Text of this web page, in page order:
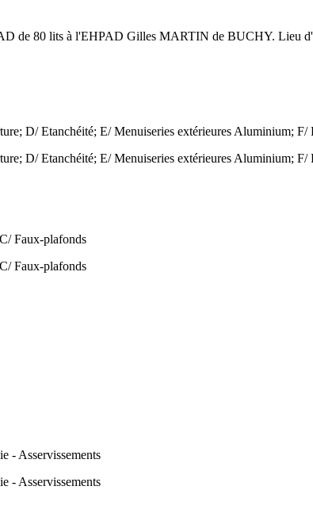
de 80 lits à l'EHPAD Gilles MARTIN de BUCHY. Lieu
D/ Etanchéité; E/ Menuiseries extérieures Aluminium; F/
D/ Etanchéité; E/ Menuiseries extérieures Aluminium; F/
Faux-plafonds
Faux-plafonds
- Asservissements
- Asservissements